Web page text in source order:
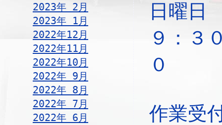
2023年 2月
2023年 1月
2022年12月
2022年11月
2022年10月
2022年 9月
2022年 8月
2022年 7月
2022年 6月
日
９：３
０
作業受